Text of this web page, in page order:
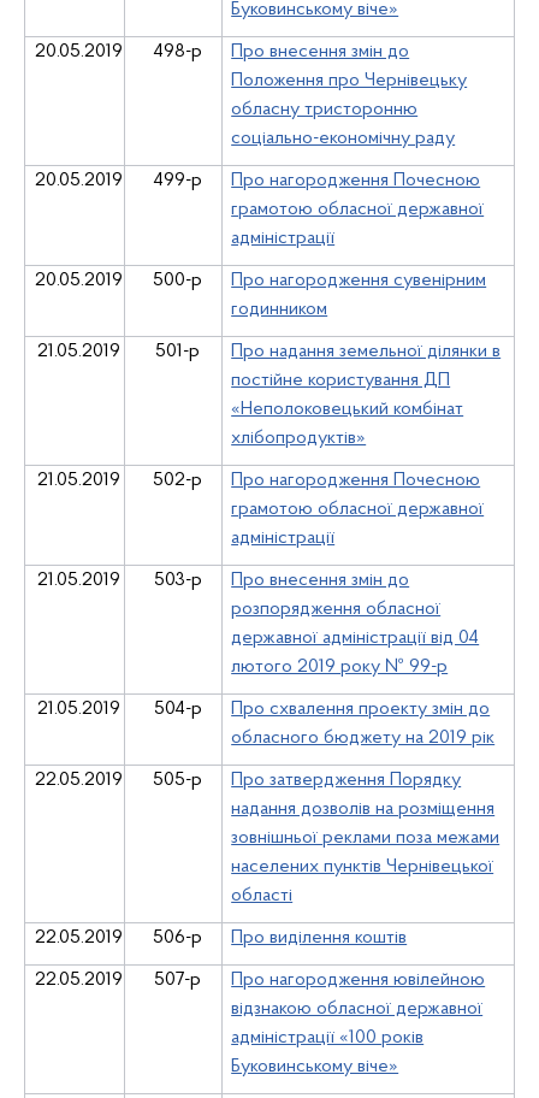
Буковинському віче»
20.05.2019 498-р
Про внесення змін до
Положення про Чернівецьку
обласну тристоронню
соціально-економічну раду
20.05.2019 499-р
Про нагородження Почесною
грамотою обласної державної
адміністрації
20.05.2019 500-р
Про нагородження сувенірним
годинником
21.05.2019 501-р
Про надання земельної ділянки в
постійне користування ДП
«Неполоковецький комбінат
хлібопродуктів»
21.05.2019 502-р
Про нагородження Почесною
грамотою обласної державної
адміністрації
21.05.2019 503-р
Про внесення змін до
розпорядження обласної
державної адміністрації від 04
лютого 2019 року № 99-р
21.05.2019 504-р
Про схвалення проекту змін до
обласного бюджету на 2019 рік
22.05.2019 505-р
Про затвердження Порядку
надання дозволів на розміщення
зовнішньої реклами поза межами
населених пунктів Чернівецької
області
22.05.2019 506-р Про виділення коштів
22.05.2019 507-р
Про нагородження ювілейною
відзнакою обласної державної
адміністрації «100 років
Буковинському віче»